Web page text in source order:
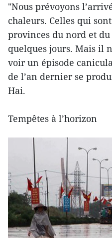
"Nous prévoyons
chaleurs. Celles qui
provinces du nord et
quelques jours. Mais il
voir un épisode
de l’an dernier se
Hai.
Tempêtes à l’horizon